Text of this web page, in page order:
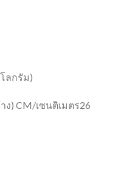
ลกรัม)
ง) CM/เซนติเมตร26